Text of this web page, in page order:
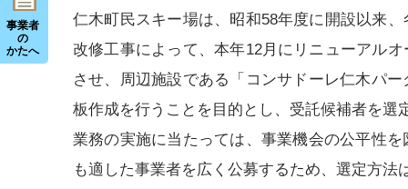
事業者
の
かたへ
仁木町民スキー場は、昭和58年度に開設以来
改修工事によって、本年12月にリニューアル
させ、周辺施設である「コンサドーレ仁木パ
板作成を行うことを目的とし、受託候補者を選
業務の実施に当たっては、事業機会の公平性
も適した事業者を広く公募するため、選定方